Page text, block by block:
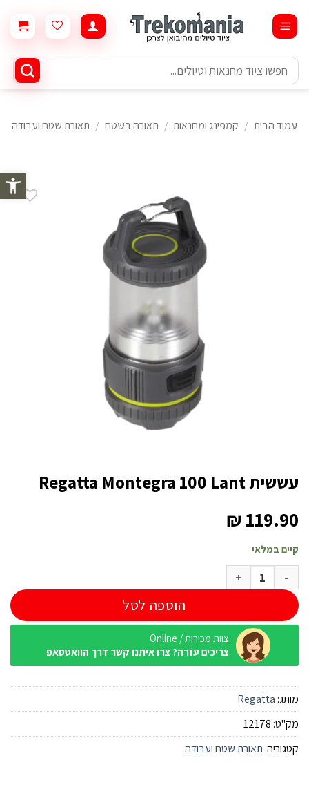
פתח
content
חיפוש
עבור:
עמוד הבית / קמפינג ומחנאות / תאורה בשטח / תאורת שטח ועבודה
עששית Regatta Montegra 100 Lant
₪119.90
קיים במלאי
כמות של עששית Regatta Montegra 100 Lant
הוספה לסל
צוות מכירות / Online
צריכים עזרה? צרו איתנו קשר דרך הוואטסאפ
מותג: Regatta
מק"ט: 12178
קטגוריה: תאורת שטח ועבודה